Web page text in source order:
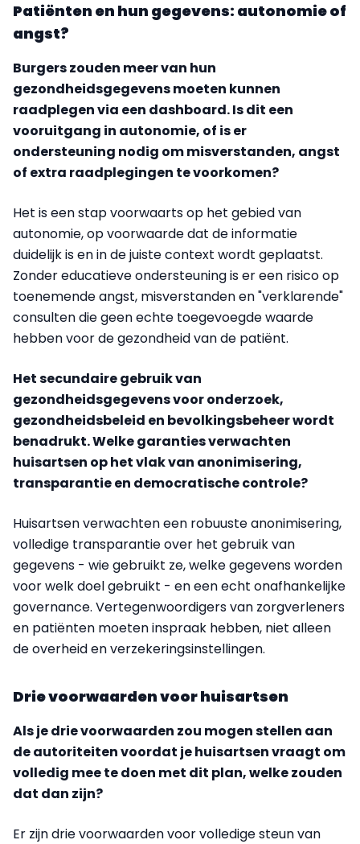
Patiënten en hun gegevens: autonomie of
angst?
Burgers zouden meer van hun
gezondheidsgegevens moeten kunnen
raadplegen via een dashboard. Is dit een
vooruitgang in autonomie, of is er
ondersteuning nodig om misverstanden, angst
of extra raadplegingen te voorkomen?
Het is een stap voorwaarts op het gebied van
autonomie, op voorwaarde dat de informatie
duidelijk is en in de juiste context wordt geplaatst.
Zonder educatieve ondersteuning is er een risico op
toenemende angst, misverstanden en "verklarende"
consulten die geen echte toegevoegde waarde
hebben voor de gezondheid van de patiënt.
Het secundaire gebruik van
gezondheidsgegevens voor onderzoek,
gezondheidsbeleid en bevolkingsbeheer wordt
benadrukt. Welke garanties verwachten
huisartsen op het vlak van anonimisering,
transparantie en democratische controle?
Huisartsen verwachten een robuuste anonimisering,
volledige transparantie over het gebruik van
gegevens - wie gebruikt ze, welke gegevens worden
voor welk doel gebruikt - en een echt onafhankelijke
governance. Vertegenwoordigers van zorgverleners
en patiënten moeten inspraak hebben, niet alleen
de overheid en verzekeringsinstellingen.
Drie voorwaarden voor huisartsen
Als je drie voorwaarden zou mogen stellen aan
de autoriteiten voordat je huisartsen vraagt om
volledig mee te doen met dit plan, welke zouden
dat dan zijn?
Er zijn drie voorwaarden voor volledige steun van